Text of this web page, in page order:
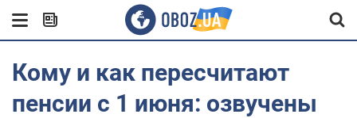
Кому и как пересчитают
пенсии с 1 июня: озвучены